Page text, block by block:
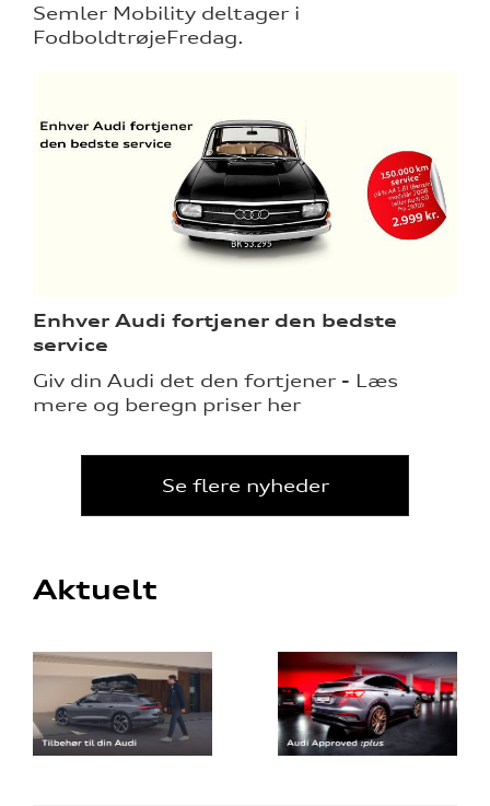
Semler Mobility deltager i
FodboldtrøjeFredag.
Enhver Audi fortjener den bedste
service
Giv din Audi det den fortjener - Læs
mere og beregn priser her
Se flere nyheder
Aktuelt